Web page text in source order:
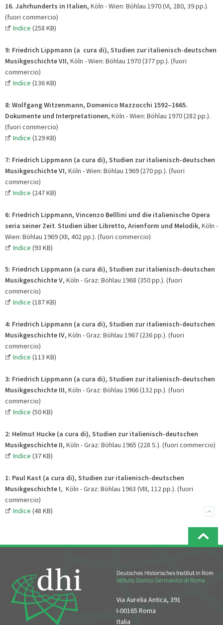
16. Jahrhunderts in Italien, Köln - Wien: Böhlau 1970 (VI, 280, 39 pp.).
(fuori commercio)
Indice (258 KB)
9: Friedrich Lippmann (a cura di), Studien zur italienisch-deutschen
Musikgeschichte VII, Köln - Wien: Böhlau 1970 (377 pp.). (fuori
commercio)
Indice (136 KB)
8: Wolfgang Witzenmann, Domenico Mazzocchi 1592–1665.
Dokumente und Interpretationen, Köln - Wien: Böhlau 1970 (282 pp.).
(fuori commercio)
Indice (129 KB)
7: Friedrich Lippmann (a cura di), Studien zur italienisch-deutschen
Musikgeschichte VI, Köln - Wien: Böhlau 1969 (270 pp.). (fuori
commercio)
Indice (247 KB)
6: Friedrich Lippmann, Vincenzo Belllini und die italienische Opera
seria seiner Zeit. Studien über Libretto, Arienform und Melodik, Köln -
Wien: Böhlau 1969 (XII, 402 pp.). (fuori commercio)
Indice (93 KB)
5: Friedrich Lippmann (a cura di), Studien zur italienisch-deutschen
Musikgeschichte V, Köln - Graz: Böhlau 1968 (350 pp.). (fuori
commercio)
Indice (187 KB)
4: Friedrich Lippmann (a cura di), Studien zur italienisch-deutschen
Musikgeschichte IV, Köln - Graz: Böhlau 1967 (236 pp.). (fuori
commercio)
Indice (113 KB)
3: Friedrich Lippmann (a cura di), Studien zur italienisch-deutschen
Musikgeschichte III, Köln - Graz: Böhlau 1966 (132 pp.). (fuori
commercio)
Indice (50 KB)
2: Helmut Hucke (a cura di), Studien zur italienisch-deutschen
Musikgeschichte II, Köln - Graz: Böhlau 1965 (228 S.). (fuori commercio)
Indice (37 KB)
1: Paul Kast (a cura di), Studien zur italienisch-deutschen
Musikgeschichte I, Köln - Graz: Böhlau 1963 (VIII, 112 pp.). (fuori
commercio)
Indice (48 KB)
Via Aurelia Antica, 391
I-00165 Roma
Italia